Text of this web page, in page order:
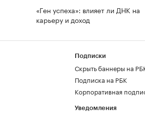
«Ген успеха»: влияет ли ДНК на
карьеру и доход
Подписки
Скрыть баннеры на
Подписка на РБК
Корпоративная
Уведомления